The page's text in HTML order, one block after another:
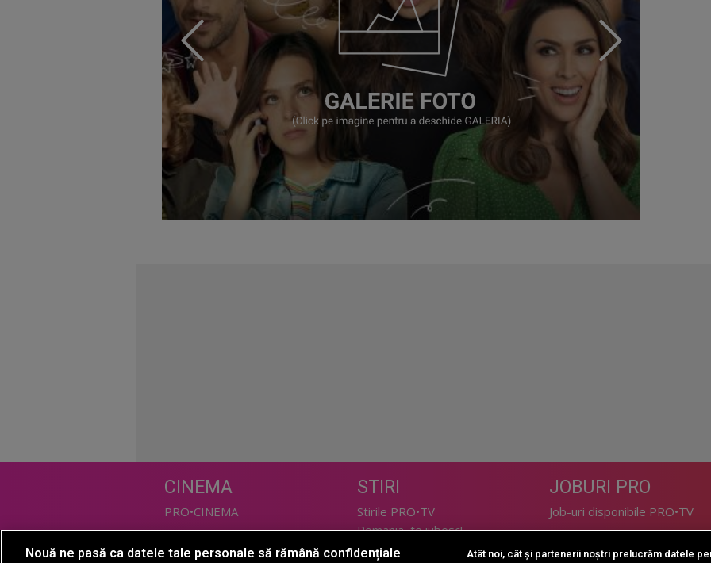
CINEMA
PRO•CINEMA
STIRI
Stirile PRO•TV
Romania, te iubesc!
JOBURI PRO
Job-uri disponibile PRO•TV
Nouă ne pasă ca datele tale personale să rămână confidențiale Atât noi, cât și partenerii noștri prelucrăm datele